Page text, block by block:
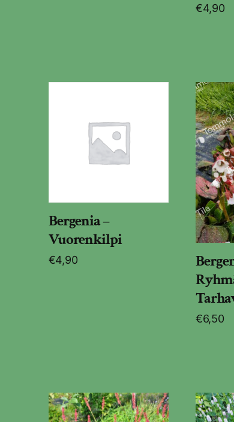
€4,90
Bergenia –
Vuorenkilpi
€4,90
€6,50